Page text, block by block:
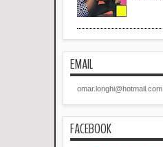
EMAIL
omar.longhi@hotmail.com
FACEBOOK